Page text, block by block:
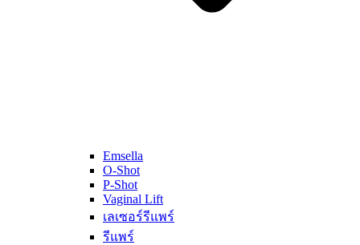
Emsella
O-Shot
P-Shot
Vaginal Lift
เลเซอร์รีแพร์
รีแพร์